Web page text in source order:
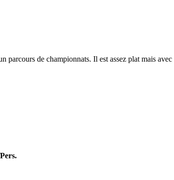
de championnats. Il est assez plat mais